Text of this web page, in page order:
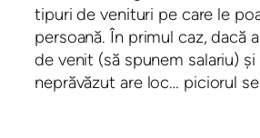
tipuri de venituri pe care le
persoană. În primul caz, dacă
de venit (să spunem salariu) și
neprăvăzut are loc… piciorul